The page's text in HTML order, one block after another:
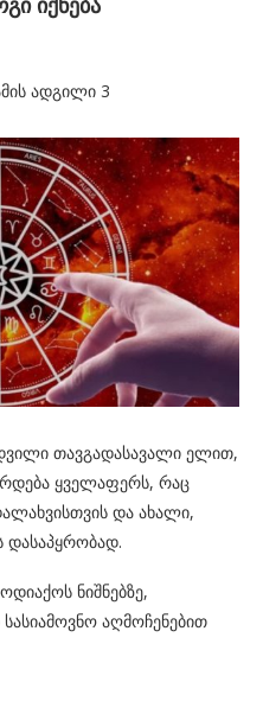
ადგილი 3
თავგადასავალი ელით,
ყველაფერს, რაც
და ახალი,
დასაპყრობად.
ნიშნებზე,
აღმოჩენებით